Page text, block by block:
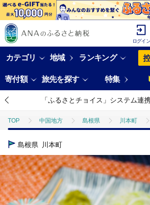
ログイン
カテゴリ 地域 ランキング
寄付額 旅先を探す 特集
「ふるさとチョイス」システム連
TOP 中国地方 島根県 川本町
島根県 川本町